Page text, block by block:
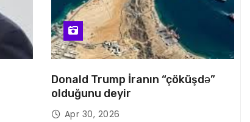
Donald Trump İranın “çöküşdə”
olduğunu deyir
Apr 30, 2026